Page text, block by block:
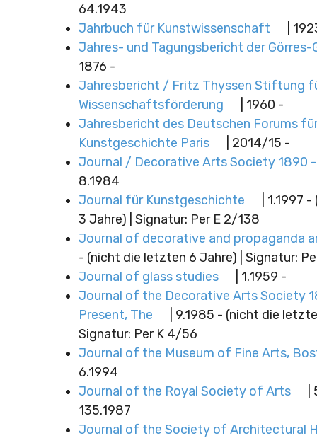
64.1943
Jahrbuch für Kunstwissenschaft
|
Jahres- und Tagungsbericht der
1876 -
Jahresbericht / Fritz Thyssen Stiftung
Wissenschaftsförderung
| 1960 -
Jahresbericht des Deutschen Forums
Kunstgeschichte Paris
| 2014/15 -
Journal / Decorative Arts Society 1890
8.1984
Journal für Kunstgeschichte
| 1.1997
3 Jahre) | Signatur: Per E 2/138
Journal of decorative and propaganda
- (nicht die letzten 6 Jahre) | Signatur:
Journal of glass studies
| 1.1959 -
Journal of the Decorative Arts Society
Present, The
| 9.1985 - (nicht die
Signatur: Per K 4/56
Journal of the Museum of Fine Arts,
6.1994
Journal of the Royal Society of Arts
135.1987
Journal of the Society of Architectural